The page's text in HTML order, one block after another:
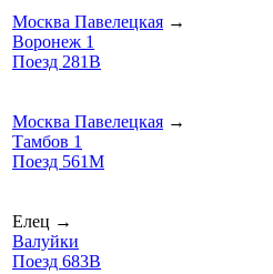
Москва Павелецкая →
Воронеж 1
Поезд 281В
Москва Павелецкая →
Тамбов 1
Поезд 561М
Елец →
Валуйки
Поезд 683В